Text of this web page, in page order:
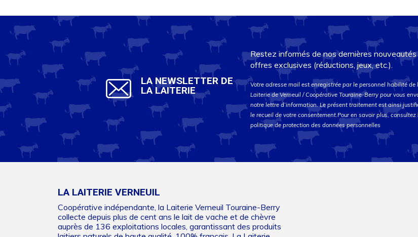
LA NEWSLETTER DE
LA LAITERIE
Restez informés de nos dernières
offres exclusives (réductions, jeux, etc.).
Votre adresse mail est enregistrée par le personnel habilité de
Laiterie de Verneuil / Coopérative Touraine-Berry pour vous
notre lettre d’information. Le présent traitement est ainsi
le recueil de votre consentement.Pour en savoir plus, consultez
politique de protection des données personnelles
LA LAITERIE VERNEUIL
Coopérative indépendante, la Laiterie Verneuil Touraine-Berry
collecte depuis plus de cent ans le lait de vache et de chèvre
auprès de 136 exploitations locales, garantissant des produits